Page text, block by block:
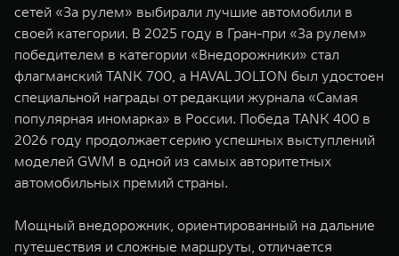
WEY 80
Масштаб возможностей
WEY 80
сетей «За рулем» выбирали лучшие автомобили в
своей категории. В 2025 году в Гран-при «За рулем»
победителем в категории «Внедорожники» стал
флагманский TANK 700, а HAVAL JOLION был удостоен
специальной награды от редакции журнала «Самая
популярная иномарка» в России. Победа TANK 400 в
2026 году продолжает серию успешных выступлений
моделей GWM в одной из самых авторитетных
автомобильных премий страны.
Мощный внедорожник, ориентированный на дальние
путешествия и сложные маршруты, отличается